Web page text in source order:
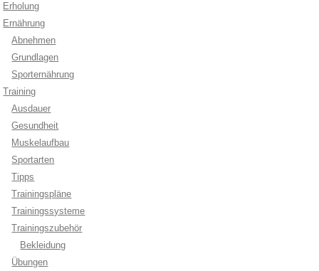
Erholung
Ernährung
Abnehmen
Grundlagen
Sporternährung
Training
Ausdauer
Gesundheit
Muskelaufbau
Sportarten
Tipps
Trainingspläne
Trainingssysteme
Trainingszubehör
Bekleidung
Übungen